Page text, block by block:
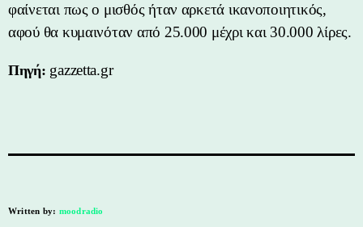
φαίνεται πως ο μισθός ήταν αρκετά ικανοποιητικός,
αφού θα κυμαινόταν από 25.000 μέχρι και 30.000 λίρες.
Πηγή: gazzetta.gr
Written by: moodradio